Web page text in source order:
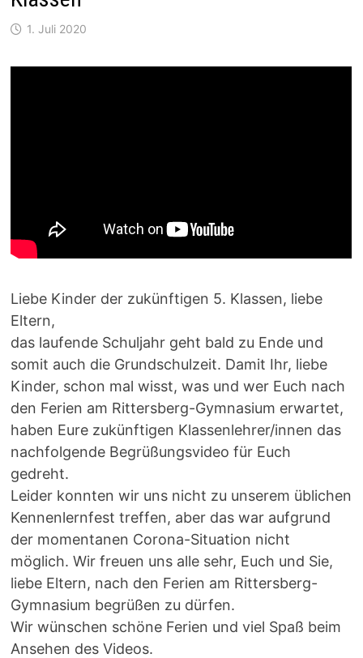
1. Juli 2020
Liebe Kinder der zukünftigen 5. Klassen, liebe
Eltern,
das laufende Schuljahr geht bald zu Ende und
somit auch die Grundschulzeit. Damit Ihr, liebe
Kinder, schon mal wisst, was und wer Euch nach
den Ferien am Rittersberg-Gymnasium erwartet,
haben Eure zukünftigen Klassenlehrer/innen das
nachfolgende Begrüßungsvideo für Euch
gedreht.
Leider konnten wir uns nicht zu unserem üblichen
Kennenlernfest treffen, aber das war aufgrund
der momentanen Corona-Situation nicht
möglich. Wir freuen uns alle sehr, Euch und Sie,
liebe Eltern, nach den Ferien am Rittersberg-
Gymnasium begrüßen zu dürfen.
Wir wünschen schöne Ferien und viel Spaß beim
Ansehen des Videos.